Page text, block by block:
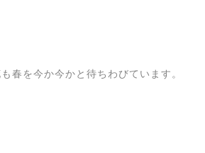
春を今か今かと待ちわびています。